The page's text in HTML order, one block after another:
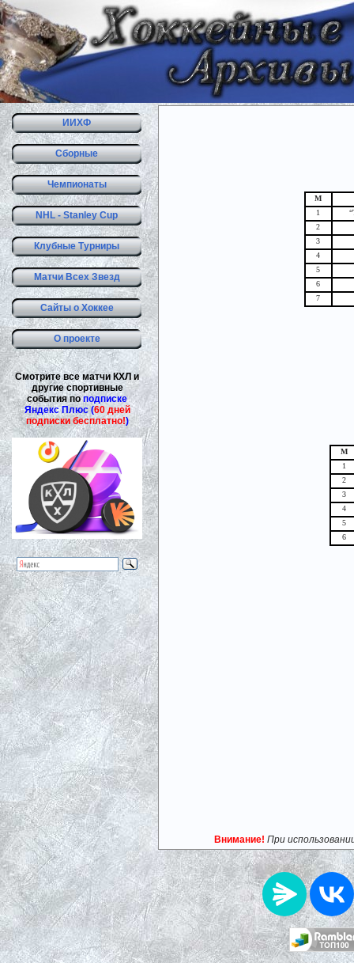
ИИХФ
Сборные
Чемпионаты
NHL - Stanley Cup
Клубные Турниры
Матчи Всех Звезд
Сайты о Хоккее
О проекте
Смотрите все матчи КХЛ и
другие спортивные
события поподписке
Яндекс Плюс (60 дней
подписки бесплатно!)
М
1
2
3
4
5
6
7
М
1
2
3
4
5
6
Внимание! При